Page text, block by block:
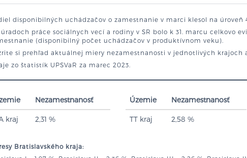
disponibilných uchádzačov o zamestnanie v marci klesol na úroveň
úradoch práce sociálnych vecí a rodiny v SR bolo k 31. marcu celkovo
(disponibilný počet uchádzačov v produktívnom veku).
si prehľad aktuálnej miery nezamestnanosti v jednotlivých krajoch a
zo štatistík UPSVaR za marec 2023.
Nezamestnanosť
kraj 2,31 %
Územie Nezamestnanosť
TT kraj 2,58 %
Bratislavského kraja: